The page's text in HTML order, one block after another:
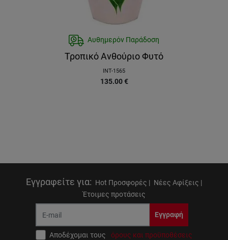
Αυθημερόν Παράδοση
Τροπικό Ανθούριο Φυτό
INT-1565
135.00 €
Εγγραφείτε για: Hot Προσφορές | Νέες Αφίξεις |
Έτοιμες προτάσεις
Εγγραφή
Αποδέχομαι τους όρους και προϋποθέσεις